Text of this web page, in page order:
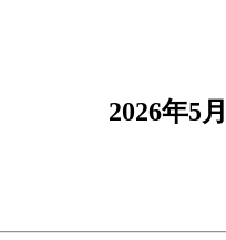
2026年5